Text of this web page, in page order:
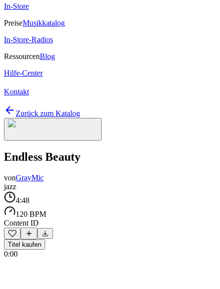
In-Store
PreiseMusikkatalog
In-Store-Radios
RessourcenBlog
Hilfe-Center
Kontakt
Zurück zum Katalog
Endless Beauty
vonGrayMic
jazz
4:48
120 BPM
Content ID
Titel kaufen
0:00